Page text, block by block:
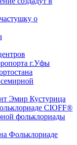
о
г.Уфы
Эмир Кустурица
CIOFF®️
фольклориады
Фольклориаде